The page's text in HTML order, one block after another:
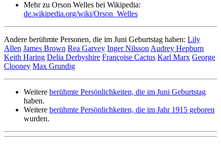
Mehr zu Orson Welles bei Wikipedia:
de.wikipedia.org/wiki/Orson_Welles
Andere berühmte Personen, die im Juni Geburtstag haben: Lily
Allen James Brown Rea Garvey Inger Nilsson Audrey Hepburn
Keith Haring Delia Derbyshire Françoise Cactus Karl Marx George
Clooney Max Grundig
Weitere berühmte Persönlichkeiten, die im Juni Geburtstag
haben.
Weitere berühmte Persönlichkeiten, die im Jahr 1915 geboren
wurden.